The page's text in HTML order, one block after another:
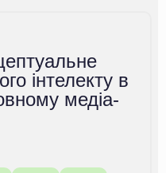
інтелекту в
медіа-